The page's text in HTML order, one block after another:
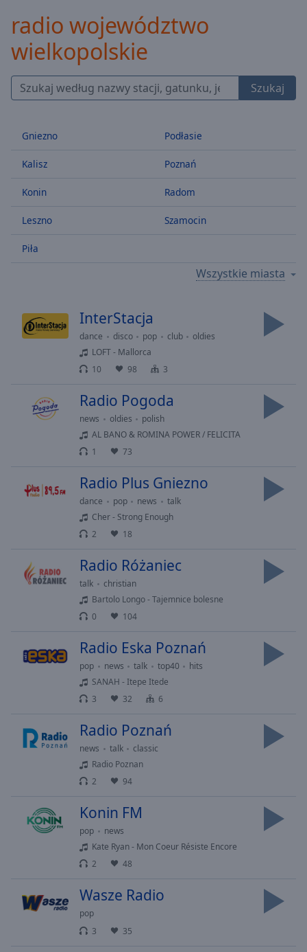
Skip
Forward
Mute
Current
Time0:00
0.00%
TypeLIVE
Seek to
live,
behind
Remaining
Playback
Rate
Descriptions
descriptions
Subtitles
subtitles
settings
Audio
Fullscreen
window.
window.
Escape
radio województwo
wielkopolskie
Szukaj
Gniezno
Kalisz
Konin
Leszno
Piła
Podłasie
Poznań
Radom
Szamocin
Wszystkie miasta
InterStacja
dance disco pop club
oldies
LOFT - Mallorca
10
98 3
Radio Pogoda
news oldies
polish
AL BANO & ROMINA POWER / FELICITA
1
73
Radio Plus Gniezno
dance pop news
talk
Cher - Strong Enough
2
18
Radio Różaniec
talk
christian
Bartolo Longo - Tajemnice bolesne
0
104
Radio Eska Poznań
pop news talk top40
hits
SANAH - Itepe Itede
3
32 6
Radio Poznań
news talk
classic
Radio Poznan
2
94
Konin FM
pop
news
Kate Ryan - Mon Coeur Résiste Encore
2
48
Wasze Radio
pop
3
35